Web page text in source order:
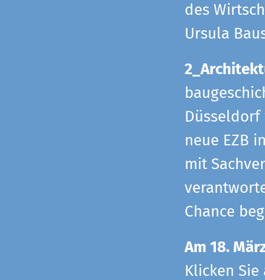
des
Ursula
neue EZB
mit
Chance
Am 18.
Klicken